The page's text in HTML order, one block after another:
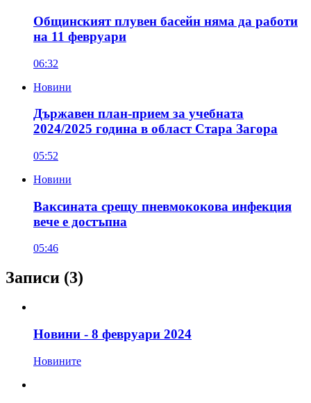
Общинският плувен басейн няма да работи
на 11 февруари
06:32
Новини
Държавен план-прием за учебната
2024/2025 година в област Стара Загора
05:52
Новини
Ваксината срещу пневмококова инфекция
вече е достъпна
05:46
Записи (3)
Новини - 8 февруари 2024
Новините